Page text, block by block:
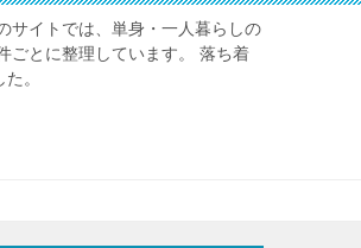
サイトでは、単身・一人暮らしの
ごとに整理しています。 落ち着
。